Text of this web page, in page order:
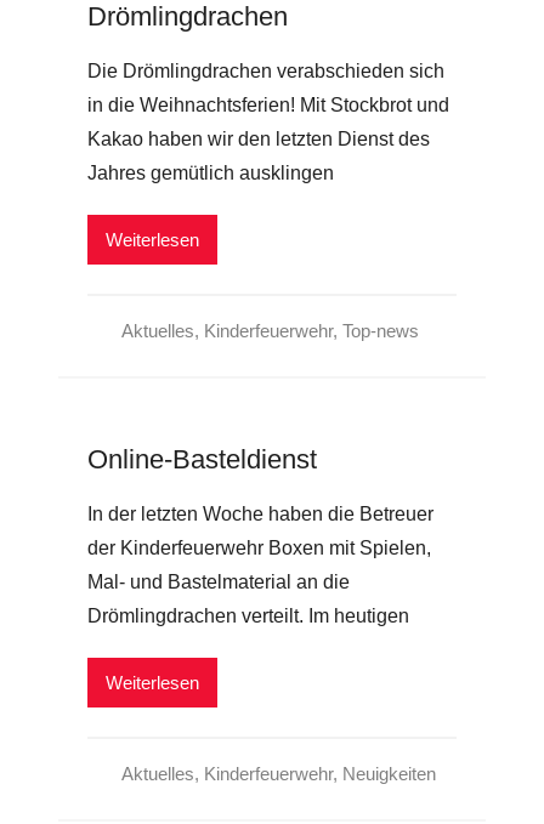
Drömlingdrachen
Die Drömlingdrachen verabschieden sich
in die Weihnachtsferien! Mit Stockbrot und
Kakao haben wir den letzten Dienst des
Jahres gemütlich ausklingen
Weiterlesen
Aktuelles, Kinderfeuerwehr, Top-news
Online-Basteldienst
In der letzten Woche haben die Betreuer
der Kinderfeuerwehr Boxen mit Spielen,
Mal- und Bastelmaterial an die
Drömlingdrachen verteilt. Im heutigen
Weiterlesen
Aktuelles, Kinderfeuerwehr, Neuigkeiten